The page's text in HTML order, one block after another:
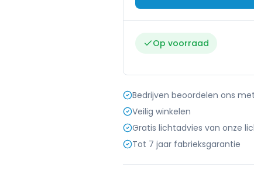
Op voorraad
Bedrijven beoordelen ons
Veilig winkelen
Gratis lichtadvies van onze
Tot 7 jaar fabrieksgarantie